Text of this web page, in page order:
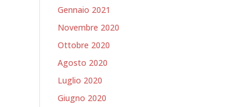
Gennaio 2021
Novembre 2020
Ottobre 2020
Agosto 2020
Luglio 2020
Giugno 2020